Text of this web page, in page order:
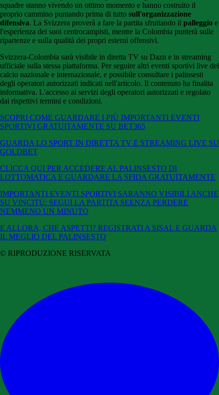
squadre stanno vivendo un ottimo momento e hanno costruito il
proprio cammino puntando prima di tutto sull'organizzazione
difensiva. La Svizzera proverà a fare la partita sfruttando il palleggio e
l'esperienza dei suoi centrocampisti, mentre la Colombia punterà sulle
ripartenze e sulla qualità dei propri esterni offensivi.
Svizzera-Colombia sarà visibile in diretta TV su Dazn e in streaming
ufficiale sulla stessa piattaforma. Per seguire altri eventi sportivi live del
calcio nazionale e internazionale, e possibile consultare i palinsesti
degli operatori autorizzati indicati nell'articolo. Il contenuto ha finalita
informativa. L'accesso ai servizi degli operatori autorizzati e regolato
dai rispettivi termini e condizioni.
SCOPRI COME GUARDARE I PIÙ IMPORTANTI EVENTI
SPORTIVI GRATUITAMENTE SU BET365
GUARDA LO SPORT IN DIRETTA TV E STREAMING LIVE SU
GOLDBET
CLICCA QUI PER ACCEDERE AL PALINSESTO DI
LOTTOMATICA E GUARDARE LA SFIDA GRATUITAMENTE
IMPORTANTI EVENTI SPORTIVI SARANNO VISIBILI ANCHE
SU VINCITU: SEGUI LA PARTITA SEENZA PERDERE
NEMMENO UN MINUTO
E ALLORA, CHE ASPETTI? REGISTRATI A SISAL E GUARDA
IL MEGLIO DEL PALINSESTO
© RIPRODUZIONE RISERVATA